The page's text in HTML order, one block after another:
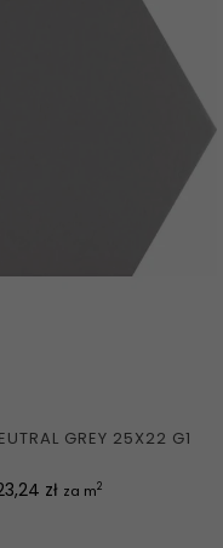
GREY 25X22 G1
zł za m2